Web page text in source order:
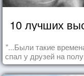
10 лучших
"...Были такие
спал у друзей на